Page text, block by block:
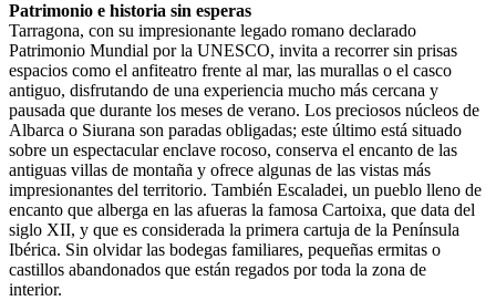
Patrimonio e historia sin esperas
Tarragona, con su impresionante legado romano declarado
Patrimonio Mundial por la UNESCO, invita a recorrer sin prisas
espacios como el anfiteatro frente al mar, las murallas o el casco
antiguo, disfrutando de una experiencia mucho más cercana y
pausada que durante los meses de verano. Los preciosos núcleos de
Albarca o Siurana son paradas obligadas; este último está situado
sobre un espectacular enclave rocoso, conserva el encanto de las
antiguas villas de montaña y ofrece algunas de las vistas más
impresionantes del territorio. También Escaladei, un pueblo lleno de
encanto que alberga en las afueras la famosa Cartoixa, que data del
siglo XII, y que es considerada la primera cartuja de la Península
Ibérica. Sin olvidar las bodegas familiares, pequeñas ermitas o
castillos abandonados que están regados por toda la zona de
interior.